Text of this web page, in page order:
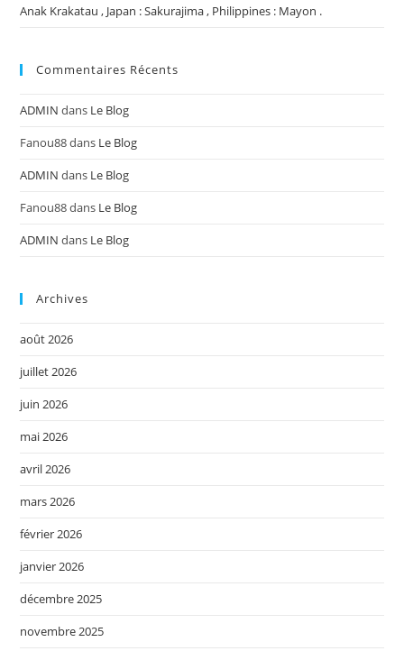
Anak Krakatau , Japan : Sakurajima , Philippines : Mayon .
Commentaires Récents
ADMIN dans Le Blog
Fanou88dans Le Blog
ADMIN dans Le Blog
Fanou88dans Le Blog
ADMIN dans Le Blog
Archives
août 2026
juillet 2026
juin 2026
mai 2026
avril 2026
mars 2026
février 2026
janvier 2026
décembre 2025
novembre 2025